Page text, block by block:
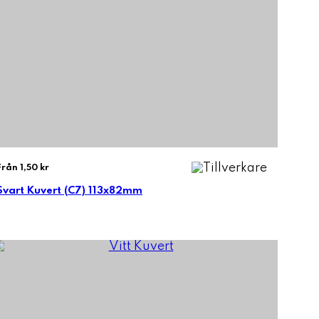
1,50 kr
Kuvert (C7) 113x82mm